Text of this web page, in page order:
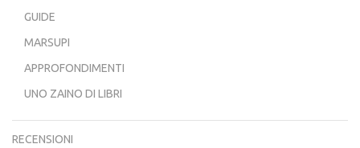
GUIDE
MARSUPI
APPROFONDIMENTI
UNO ZAINO DI LIBRI
RECENSIONI